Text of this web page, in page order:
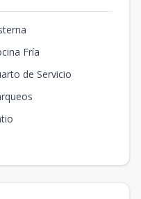
Fría
de Servicio